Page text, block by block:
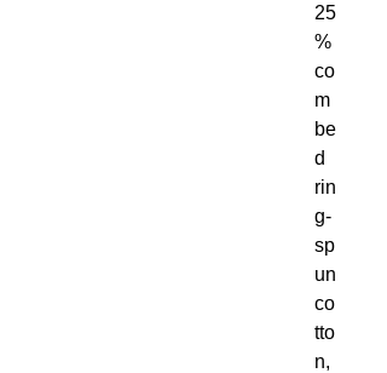
25
%
co
m
be
d
rin
g-
sp
un
co
tto
n,